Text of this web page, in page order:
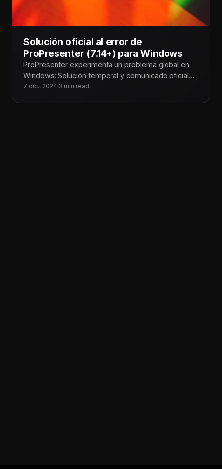
Solución oficial al error de
ProPresenter (7.14+) para Windows
ProPresenter experimenta un problema global en
Windows: Solución temporal y comunicado oficial
En Tecnoiglesia, somos conscientes del impacto
7 dic., 2024·3 min read